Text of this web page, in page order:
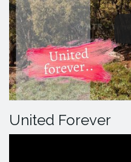
United Forever